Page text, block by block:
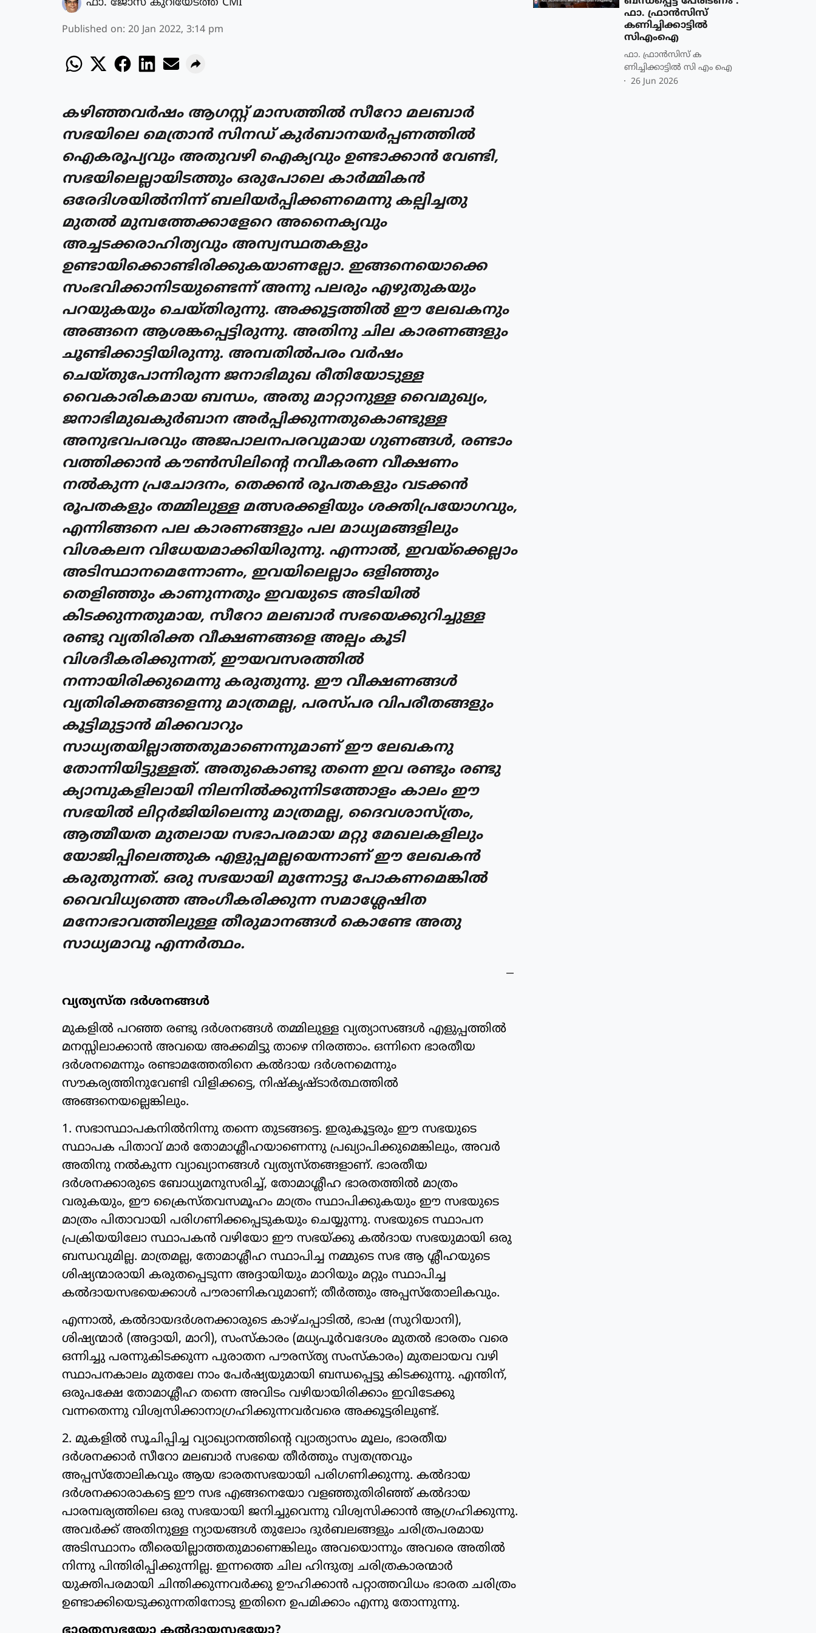
ഫാ. ജോസ് കുറിയേടത്ത് CMI
Published on: 20 Jan 2022, 3:14 pm
കഴിഞ്ഞവര്‍ഷം ആഗസ്റ്റ് മാസത്തില്‍ സീറോ മലബാര്‍
സഭയിലെ മെത്രാന്‍ സിനഡ് കുര്‍ബാനയര്‍പ്പണത്തില്‍
ഐകരൂപ്യവും അതുവഴി ഐക്യവും ഉണ്ടാക്കാന്‍ വേണ്ടി,
സഭയിലെല്ലായിടത്തും ഒരുപോലെ കാര്‍മ്മികന്‍
ഒരേദിശയില്‍നിന്ന് ബലിയര്‍പ്പിക്കണമെന്നു കല്പിച്ചതു
മുതല്‍ മുമ്പത്തേക്കാളേറെ അനൈക്യവും
അച്ചടക്കരാഹിത്യവും അസ്വസ്ഥതകളും
ഉണ്ടായിക്കൊണ്ടിരിക്കുകയാണല്ലോ. ഇങ്ങനെയൊക്കെ
സംഭവിക്കാനിടയുണ്ടെന്ന് അന്നു പലരും എഴുതുകയും
പറയുകയും ചെയ്തിരുന്നു. അക്കൂട്ടത്തില്‍ ഈ ലേഖകനും
അങ്ങനെ ആശങ്കപ്പെട്ടിരുന്നു. അതിനു ചില കാരണങ്ങളും
ചൂണ്ടിക്കാട്ടിയിരുന്നു. അമ്പതില്‍പരം വര്‍ഷം
ചെയ്തുപോന്നിരുന്ന ജനാഭിമുഖ രീതിയോടുള്ള
വൈകാരികമായ ബന്ധം, അതു മാറ്റാനുള്ള വൈമുഖ്യം,
ജനാഭിമുഖകുര്‍ബാന അര്‍പ്പിക്കുന്നതുകൊണ്ടുള്ള
അനുഭവപരവും അജപാലനപരവുമായ ഗുണങ്ങള്‍, രണ്ടാം
വത്തിക്കാന്‍ കൗണ്‍സിലിന്റെ നവീകരണ വീക്ഷണം
നല്‍കുന്ന പ്രചോദനം, തെക്കന്‍ രൂപതകളും വടക്കന്‍
രൂപതകളും തമ്മിലുള്ള മത്സരക്കളിയും ശക്തിപ്രയോഗവും,
എന്നിങ്ങനെ പല കാരണങ്ങളും പല മാധ്യമങ്ങളിലും
വിശകലന വിധേയമാക്കിയിരുന്നു. എന്നാല്‍, ഇവയ്‌ക്കെല്ലാം
അടിസ്ഥാനമെന്നോണം, ഇവയിലെല്ലാം ഒളിഞ്ഞും
തെളിഞ്ഞും കാണുന്നതും ഇവയുടെ അടിയില്‍
കിടക്കുന്നതുമായ, സീറോ മലബാര്‍ സഭയെക്കുറിച്ചുള്ള
രണ്ടു വ്യതിരിക്ത വീക്ഷണങ്ങളെ അല്പം കൂടി
വിശദീകരിക്കുന്നത്, ഈയവസരത്തില്‍
നന്നായിരിക്കുമെന്നു കരുതുന്നു. ഈ വീക്ഷണങ്ങള്‍
വ്യതിരിക്തങ്ങളെന്നു മാത്രമല്ല, പരസ്പര വിപരീതങ്ങളും
കൂട്ടിമുട്ടാന്‍ മിക്കവാറും
സാധ്യതയില്ലാത്തതുമാണെന്നുമാണ് ഈ ലേഖകനു
തോന്നിയിട്ടുള്ളത്. അതുകൊണ്ടു തന്നെ ഇവ രണ്ടും രണ്ടു
ക്യാമ്പുകളിലായി നിലനില്‍ക്കുന്നിടത്തോളം കാലം ഈ
സഭയില്‍ ലിറ്റര്‍ജിയിലെന്നു മാത്രമല്ല, ദൈവശാസ്ത്രം,
ആത്മീയത മുതലായ സഭാപരമായ മറ്റു മേഖലകളിലും
യോജിപ്പിലെത്തുക എളുപ്പമല്ലയെന്നാണ് ഈ ലേഖകന്‍
കരുതുന്നത്. ഒരു സഭയായി മുന്നോട്ടു പോകണമെങ്കില്‍
വൈവിധ്യത്തെ അംഗീകരിക്കുന്ന സമാശ്ലേഷിത
മനോഭാവത്തിലുള്ള തീരുമാനങ്ങള്‍ കൊണ്ടേ അതു
സാധ്യമാവൂ എന്നര്‍ത്ഥം.
വ്യത്യസ്ത ദര്‍ശനങ്ങള്‍
മുകളില്‍ പറഞ്ഞ രണ്ടു ദര്‍ശനങ്ങള്‍ തമ്മിലുള്ള വ്യത്യാസങ്ങള്‍ എളുപ്പത്തില്‍
മനസ്സിലാക്കാന്‍ അവയെ അക്കമിട്ടു താഴെ നിരത്താം. ഒന്നിനെ ഭാരതീയ
ദര്‍ശനമെന്നും രണ്ടാമത്തേതിനെ കല്‍ദായ ദര്‍ശനമെന്നും
സൗകര്യത്തിനുവേണ്ടി വിളിക്കട്ടെ, നിഷ്‌കൃഷ്ടാര്‍ത്ഥത്തില്‍
അങ്ങനെയല്ലെങ്കിലും.
1. സഭാസ്ഥാപകനില്‍നിന്നു തന്നെ തുടങ്ങട്ടെ. ഇരുകൂട്ടരും ഈ സഭയുടെ
സ്ഥാപക പിതാവ് മാര്‍ തോമാശ്ലീഹയാണെന്നു പ്രഖ്യാപിക്കുമെങ്കിലും, അവര്‍
അതിനു നല്‍കുന്ന വ്യാഖ്യാനങ്ങള്‍ വ്യത്യസ്തങ്ങളാണ്. ഭാരതീയ
ദര്‍ശനക്കാരുടെ ബോധ്യമനുസരിച്ച്, തോമാശ്ലീഹ ഭാരതത്തില്‍ മാത്രം
വരുകയും, ഈ ക്രൈസ്തവസമൂഹം മാത്രം സ്ഥാപിക്കുകയും ഈ സഭയുടെ
മാത്രം പിതാവായി പരിഗണിക്കപ്പെടുകയും ചെയ്യുന്നു. സഭയുടെ സ്ഥാപന
പ്രക്രിയയിലോ സ്ഥാപകന്‍ വഴിയോ ഈ സഭയ്ക്കു കല്‍ദായ സഭയുമായി ഒരു
ബന്ധവുമില്ല. മാത്രമല്ല, തോമാശ്ലീഹ സ്ഥാപിച്ച നമ്മുടെ സഭ ആ ശ്ലീഹയുടെ
ശിഷ്യന്മാരായി കരുതപ്പെടുന്ന അദ്ദായിയും മാറിയും മറ്റും സ്ഥാപിച്ച
കല്‍ദായസഭയെക്കാള്‍ പൗരാണികവുമാണ്; തീര്‍ത്തും അപ്പസ്‌തോലികവും.
എന്നാല്‍, കല്‍ദായദര്‍ശനക്കാരുടെ കാഴ്ചപ്പാടില്‍, ഭാഷ (സുറിയാനി),
ശിഷ്യന്മാര്‍ (അദ്ദായി, മാറി), സംസ്‌കാരം (മധ്യപൂര്‍വദേശം മുതല്‍ ഭാരതം വരെ
ഒന്നിച്ചു പരന്നുകിടക്കുന്ന പുരാതന പൗരസ്ത്യ സംസ്‌കാരം) മുതലായവ വഴി
സ്ഥാപനകാലം മുതലേ നാം പേര്‍ഷ്യയുമായി ബന്ധപ്പെട്ടു കിടക്കുന്നു. എന്തിന്,
ഒരുപക്ഷേ തോമാശ്ലീഹ തന്നെ അവിടം വഴിയായിരിക്കാം ഇവിടേക്കു
വന്നതെന്നു വിശ്വസിക്കാനാഗ്രഹിക്കുന്നവര്‍വരെ അക്കൂട്ടരിലുണ്ട്.
2. മുകളില്‍ സൂചിപ്പിച്ച വ്യാഖ്യാനത്തിന്റെ വ്യാത്യാസം മൂലം, ഭാരതീയ
ദര്‍ശനക്കാര്‍ സീറോ മലബാര്‍ സഭയെ തീര്‍ത്തും സ്വതന്ത്രവും
അപ്പസ്‌തോലികവും ആയ ഭാരതസഭയായി പരിഗണിക്കുന്നു. കല്‍ദായ
ദര്‍ശനക്കാരാകട്ടെ ഈ സഭ എങ്ങനെയോ വളഞ്ഞുതിരിഞ്ഞ് കല്‍ദായ
പാരമ്പര്യത്തിലെ ഒരു സഭയായി ജനിച്ചുവെന്നു വിശ്വസിക്കാന്‍ ആഗ്രഹിക്കുന്നു.
അവര്‍ക്ക് അതിനുള്ള ന്യായങ്ങള്‍ തുലോം ദുര്‍ബലങ്ങളും ചരിത്രപരമായ
അടിസ്ഥാനം തീരെയില്ലാത്തതുമാണെങ്കിലും അവയൊന്നും അവരെ അതില്‍
നിന്നു പിന്തിരിപ്പിക്കുന്നില്ല. ഇന്നത്തെ ചില ഹിന്ദുത്വ ചരിത്രകാരന്മാര്‍
യുക്തിപരമായി ചിന്തിക്കുന്നവര്‍ക്കു ഊഹിക്കാന്‍ പറ്റാത്തവിധം ഭാരത ചരിത്രം
ഉണ്ടാക്കിയെടുക്കുന്നതിനോടു ഇതിനെ ഉപമിക്കാം എന്നു തോന്നുന്നു.
ഫാ. ഫ്രാൻസിസ്
കണിച്ചിക്കാട്ടിൽ
സിഎംഐ
ഫാ. ഫ്രാന്‍സിസ് ക
ണിച്ചിക്കാട്ടില്‍ സി എം ഐ
26 Jun 2026